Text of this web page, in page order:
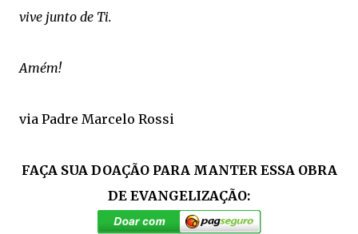
vive junto de Ti.
Amém!
via Padre Marcelo Rossi
FAÇA SUA DOAÇÃO PARA MANTER ESSA OBRA
DE EVANGELIZAÇÃO: